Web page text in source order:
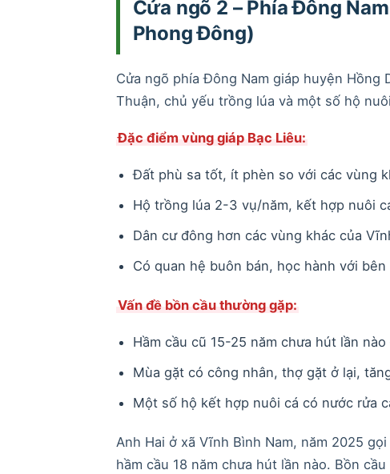
Cửa ngõ 2 – Phía Đông
Phong Đông)
Cửa ngõ phía Đông Nam giáp huyện
Thuận, chủ yếu trồng lúa và một số hộ
Đặc điểm vùng giáp Bạc Liêu:
Đất phù sa tốt, ít phèn so với các vùng
Hộ trồng lúa 2-3 vụ/năm, kết hợp nuôi
Dân cư đông hơn các vùng khác của
Có quan hệ buôn bán, học hành với bên
Vấn đề bồn cầu thường gặp:
Hầm cầu cũ 15-25 năm chưa hút lần
Mùa gặt có công nhân, thợ gặt ở lại,
Một số hộ kết hợp nuôi cá có nước rửa
Anh Hai ở xã Vĩnh Bình Nam, năm 2025
hầm cầu 18 năm chưa hút lần nào. Bồn